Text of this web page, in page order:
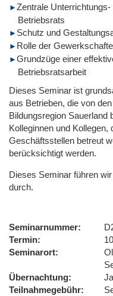
Zentrale
Betriebsrats
Schutz und
Rolle der
Grundzüge einer
Betriebsratsarbeit
Dieses Seminar ist
aus Betrieben, die von
Bildungsregion Sauerland
Kolleginnen und
Geschäftsstellen betreut
berücksichtigt werden.
Dieses Seminar führen wir
durch.
Seminarnummer
Termin
Seminarort
Übernachtung
Ja
Teilnahmegebühr